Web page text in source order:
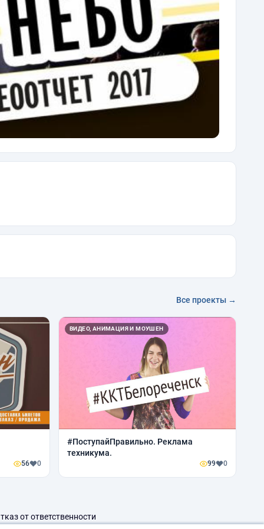
Все проекты →
56 0
ВИДЕО, АНИМАЦИЯ И МОУШЕН
#ПоступайПравильно. Реклама
техникума.
99 0
от ответственности